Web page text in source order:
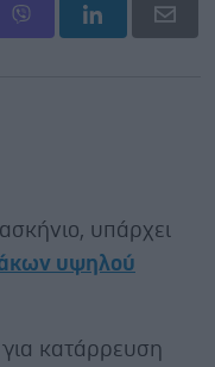
υπάρχει
υψηλού
κατάρρευση